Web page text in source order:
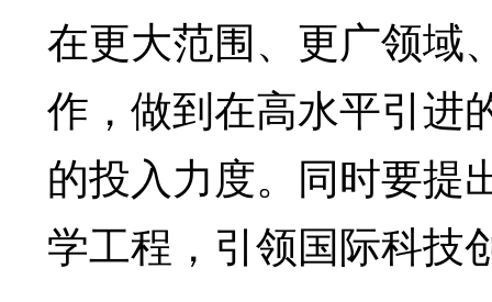
在更大范围、更广领域
作，做到在高水平引进
的投入力度。同时要提
学工程，引领国际科技